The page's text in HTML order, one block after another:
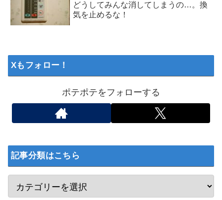
どうしてみんな消してしまうの…。換
気を止めるな！
Xもフォロー！
ポテポテをフォローする
記事分類はこちら